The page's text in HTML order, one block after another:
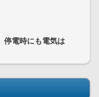
停電時にも電気は